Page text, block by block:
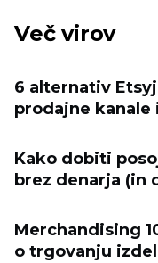
Več virov
6 alternativ
prodajne
Kako dobiti
brez denarja (in
Merchandising
o trgovanju